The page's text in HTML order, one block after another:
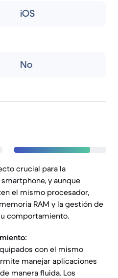
iOS
No
crucial para la
y aunque
el mismo procesador,
RAM y la gestión de
comportamiento.
con el mismo
manejar aplicaciones
manera fluida. Los